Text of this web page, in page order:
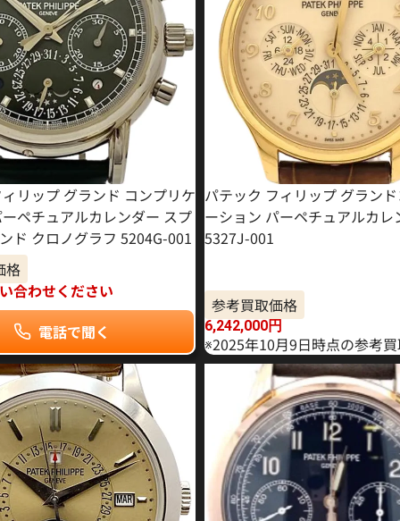
リップ グランド コンプリケ
ペチュアルカレンダー スプ
ド クロノグラフ 5204G-001
格
合わせください
電話で聞く
パテック フィリップ グラン
ーション パーペチュアルカレ
5327J-001
参考買取価格
6,242,000円
※2025年10月9日時点の参考